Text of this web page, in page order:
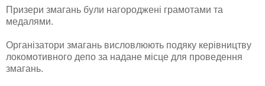
Призери змагань були нагороджені грамотами та
медалями.
Організатори змагань висловлюють подяку керівництву
локомотивного депо за надане місце для проведення
змагань.